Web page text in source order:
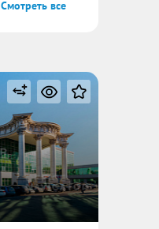
Смотреть все